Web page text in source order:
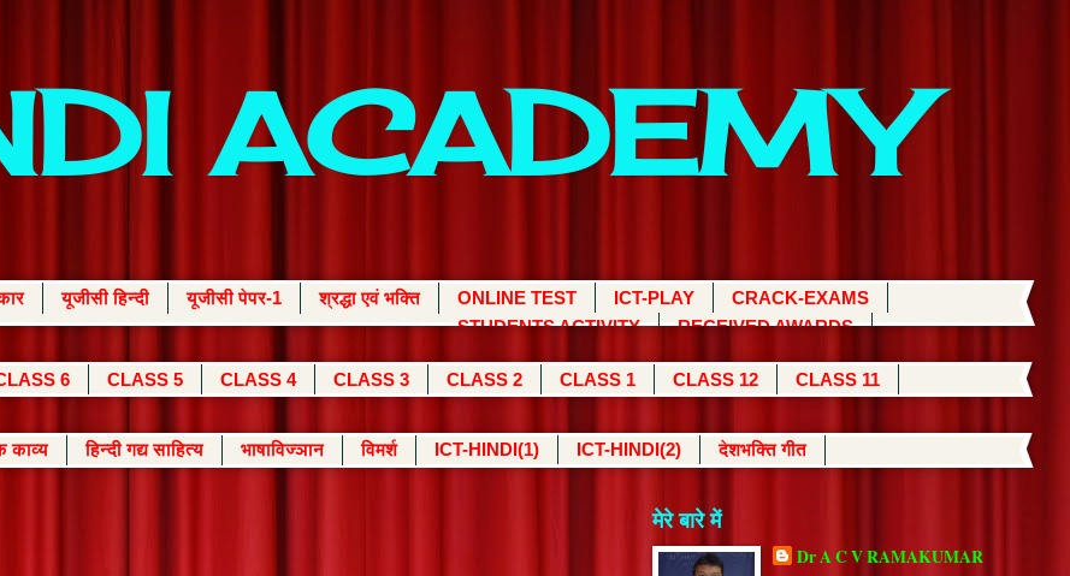
ACADEMY
यूजीसी हिन्दी यूजीसी पेपर-1 श्रद्धा एवं भक्ति ONLINE TEST ICT-PLAY
CRACK-EXAMS
STUDENTS ACTIVITY
RECEIVED AWARDS
6 CLASS 5 CLASS 4 CLASS 3 CLASS 2 CLASS 1 CLASS 12 CLASS 11
काव्य हिन्दी गद्य साहित्य भाषाविज्ञान विमर्श ICT-HINDI(1) ICT-HINDI(2) देशभक्ति गीत
मेरे बारे में
Dr A C V RAMAKUMAR